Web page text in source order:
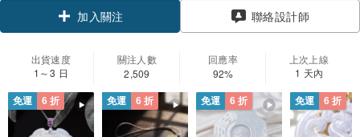
加入關注
聯絡設計師
出貨速度
1～3 日
關注人數
2,509
回應率
92%
上次上線
1 天內
免運 6 折 免運 6 折 免運 6 折 免運 6 折